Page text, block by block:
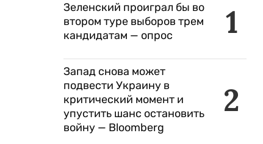
1
Зеленский проиграл бы во
втором туре выборов трем
кандидатам — опрос
2
Запад снова может
подвести Украину в
критический момент и
упустить шанс остановить
войну — Bloomberg